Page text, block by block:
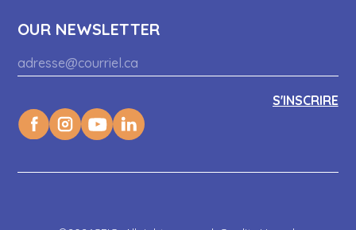
OUR NEWSLETTER